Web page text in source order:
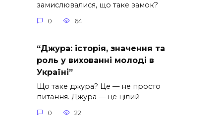
замислювалися, що таке замок?
0 64
“Джура: історія, значення та
роль у вихованні молоді в
Україні”
Що таке джура? Це — не просто
питання. Джура — це цілий
0 22